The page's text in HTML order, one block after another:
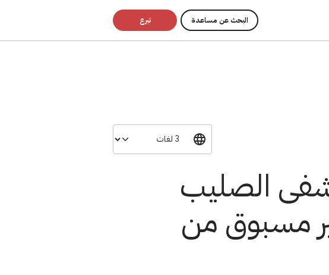
البحث عن مساعدة تبرع
الصليب
مسبوق من